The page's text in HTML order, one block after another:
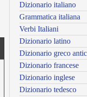
Dizionario italiano
Grammatica italiana
Verbi Italiani
Dizionario latino
Dizionario greco
Dizionario francese
Dizionario inglese
Dizionario tedesco